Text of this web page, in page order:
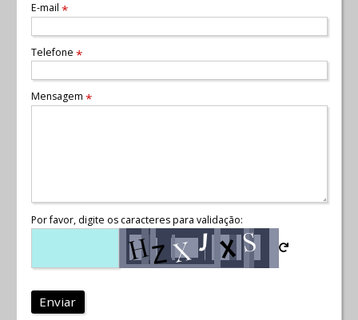
E-mail *
Telefone *
Mensagem *
Por favor, digite os caracteres para validação:
Enviar